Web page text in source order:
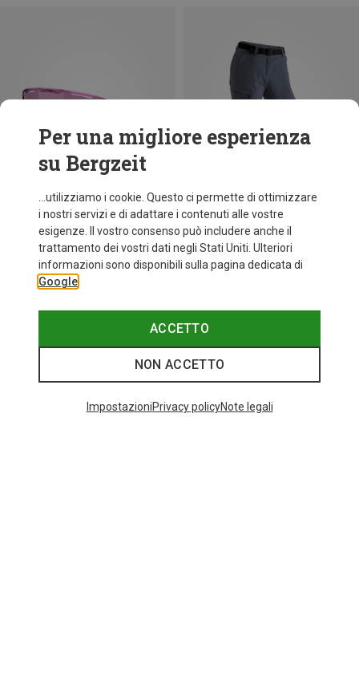
+11 Taglie
ONE SIZE
fino a 35%
I più cercati
Per una migliore esperienza
su Bergzeit
...utilizziamo i cookie. Questo ci permette di ottimizzare
i nostri servizi e di adattare i contenuti alle vostre
esigenze. Il vostro consenso può includere anche il
trattamento dei vostri dati negli Stati Uniti. Ulteriori
informazioni sono disponibili sulla pagina dedicata di
Google
ACCETTO
NON ACCETTO
ImpostazioniPrivacy policyNote legali